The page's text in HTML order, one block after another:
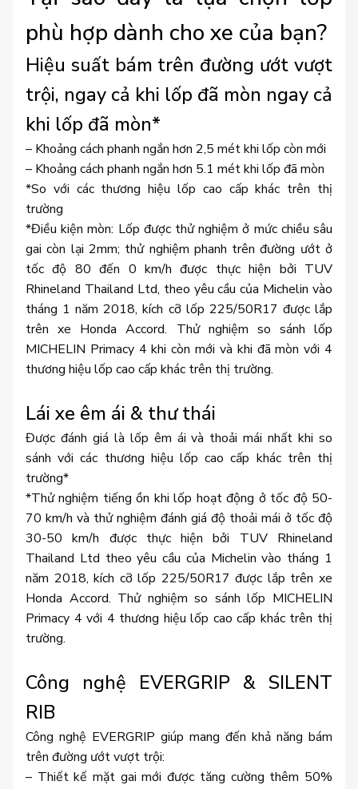
phù hợp dành cho xe của bạn?
Hiệu suất bám trên đường ướt vượt
trội, ngay cả khi lốp đã mòn ngay cả
khi lốp đã mòn*
– Khoảng cách phanh ngắn hơn 2,5 mét khi lốp còn mới
– Khoảng cách phanh ngắn hơn 5.1 mét khi lốp đã mòn
*So với các thương hiệu lốp cao cấp khác trên thị
trường
*Điều kiện mòn: Lốp được thử nghiệm ở mức chiều sâu
gai còn lại 2mm; thử nghiệm phanh trên đường ướt ở
tốc độ 80 đến 0 km/h được thực hiện bởi TUV
Rhineland Thailand Ltd, theo yêu cầu của Michelin vào
tháng 1 năm 2018, kích cỡ lốp 225/50R17 được lắp
trên xe Honda Accord. Thử nghiệm so sánh lốp
MICHELIN Primacy 4 khi còn mới và khi đã mòn với 4
thương hiệu lốp cao cấp khác trên thị trường.
Lái xe êm ái & thư thái
Được đánh giá là lốp êm ái và thoải mái nhất khi so
sánh với các thương hiệu lốp cao cấp khác trên thị
trường*
*Thử nghiệm tiếng ồn khi lốp hoạt động ở tốc độ 50-
70 km/h và thử nghiệm đánh giá độ thoải mái ở tốc độ
30-50 km/h được thực hiện bởi TUV Rhineland
Thailand Ltd theo yêu cầu của Michelin vào tháng 1
năm 2018, kích cỡ lốp 225/50R17 được lắp trên xe
Honda Accord. Thử nghiệm so sánh lốp MICHELIN
Primacy 4 với 4 thương hiệu lốp cao cấp khác trên thị
trường.
Công nghệ EVERGRIP & SILENT
RIB
Công nghệ EVERGRIP giúp mang đến khả năng bám
trên đường ướt vượt trội:
– Thiết kế mặt gai mới được tăng cường thêm 50%